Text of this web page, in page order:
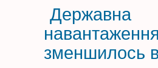
Державна
зменшилось